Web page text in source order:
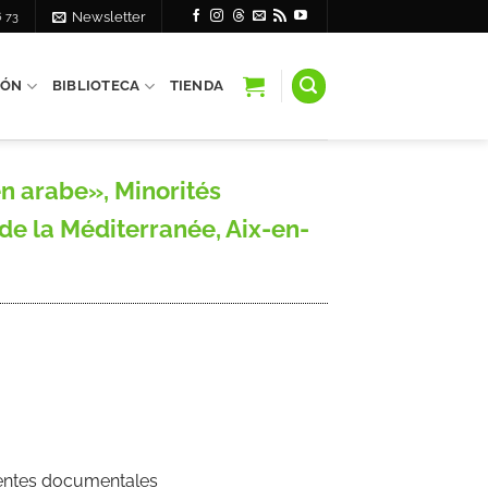
73 Newsletter
BIBLIOTECA TIENDA
arabe», Minorités
la Méditerranée, Aix-en-
documentales